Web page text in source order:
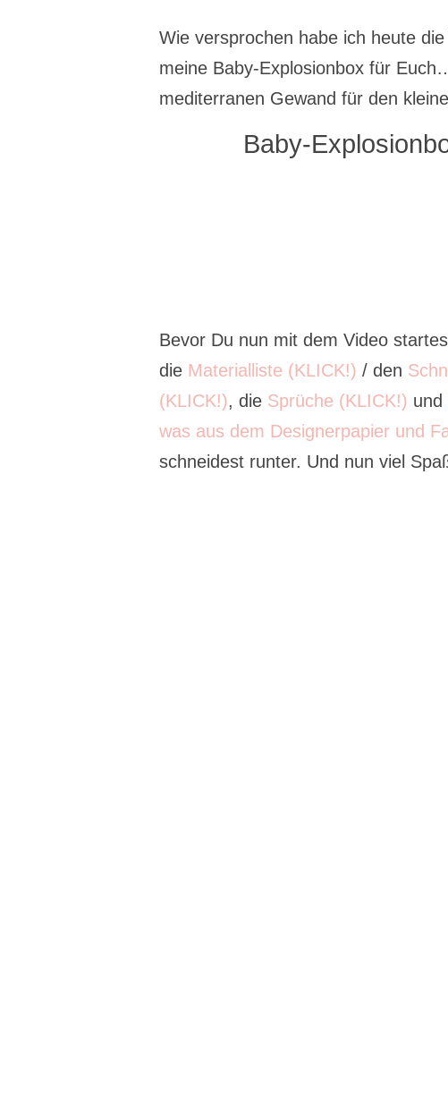
Wie versprochen habe ich heute
meine Baby-Explosionbox für
mediterranen Gewand für den
Baby-
Bevor Du nun mit dem Video
die Materialliste (KLICK!) / den
(KLICK!), die Sprüche (KLICK!) und
was aus dem Designerpapier und
schneidest runter. Und nun viel